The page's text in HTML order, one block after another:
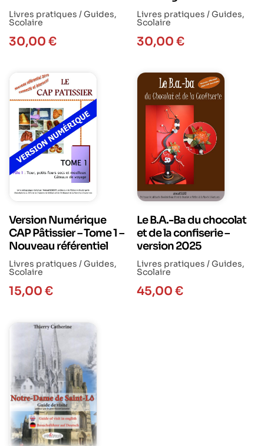
Livres pratiques / Guides,
Scolaire
30,00 €
Livres pratiques / Guides,
Scolaire
30,00 €
Version Numérique
CAP Pâtissier – Tome 1 –
Nouveau référentiel
Livres pratiques / Guides,
Scolaire
15,00 €
Le B.A.-Ba du chocolat
et de la confiserie –
version 2025
Livres pratiques / Guides,
Scolaire
45,00 €